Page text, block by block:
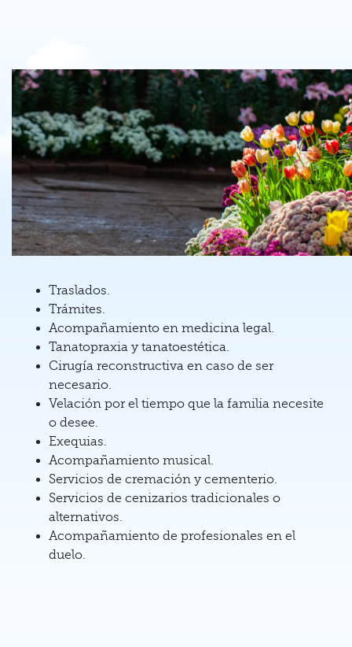
Traslados.
Trámites.
Acompañamiento en medicina legal.
Tanatopraxia y tanatoestética.
Cirugía reconstructiva en caso de ser
necesario.
Velación por el tiempo que la familia necesite
o desee.
Exequias.
Acompañamiento musical.
Servicios de cremación y cementerio.
Servicios de cenizarios tradicionales o
alternativos.
Acompañamiento de profesionales en el
duelo.